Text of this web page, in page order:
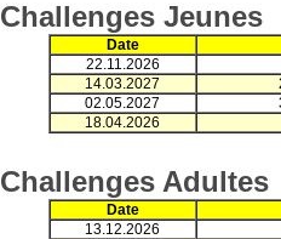
Challenges Jeunes
Date
22.11.2026
14.03.2027
02.05.2027
18.04.2026
Challenges Adultes
Date
13.12.2026